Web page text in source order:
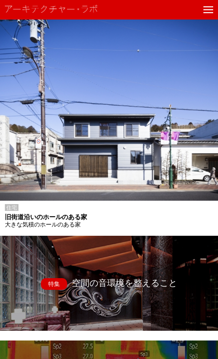
住宅
旧街道沿いのホールのある家
大きな気積のホールのある家
特集 空間の音環境を整えること